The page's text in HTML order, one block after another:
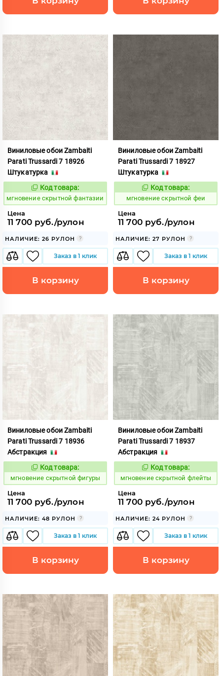
Виниловые обои Zambaiti
Parati Trussardi 7 18926
Штукатурка
948862
Код товара:
мгновение скрытной фантазии
Цена
11 700 руб./рулон
НАЛИЧИЕ: 26 РУЛОН
Заказ в 1 клик
В корзину
Виниловые обои Zambaiti
Parati Trussardi 7 18927
Штукатурка
948863
Код товара:
мгновение скрытной феи
Цена
11 700 руб./рулон
НАЛИЧИЕ: 27 РУЛОН
Заказ в 1 клик
В корзину
Виниловые обои Zambaiti
Parati Trussardi 7 18936
Абстракция
948865
Код товара:
мгновение скрытной фигуры
Цена
11 700 руб./рулон
НАЛИЧИЕ: 48 РУЛОН
Заказ в 1 клик
В корзину
Виниловые обои Zambaiti
Parati Trussardi 7 18937
Абстракция
948866
Код товара:
мгновение скрытной флейты
Цена
11 700 руб./рулон
НАЛИЧИЕ: 24 РУЛОН
Заказ в 1 клик
В корзину